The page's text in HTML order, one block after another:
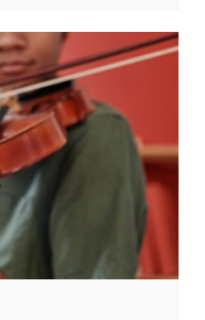
Non,
de prise:
Compatible
avec
Google
Casambi: non,